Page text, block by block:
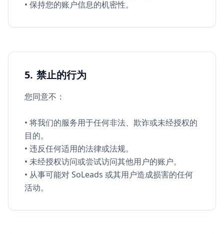
• 保持您的账户信息的机密性。
5. 禁止的行为
您同意不：
• 将我们的服务用于任何非法、欺诈或未经授权的
目的。
• 违反任何适用的法律或法规。
• 未经授权访问或尝试访问其他用户的账户。
• 从事可能对 SoLeads 或其用户造成损害的任何
活动。